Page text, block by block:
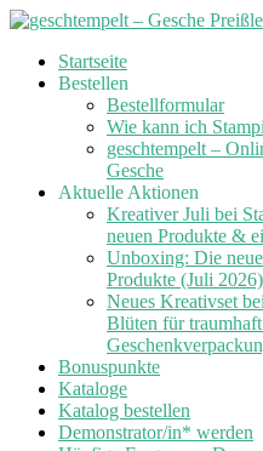
Skip
Startseite
Bestellen
Bestellformular
Wie kann ich
geschtempelt –
Gesche
Aktuelle Aktionen
Kreativer Juli bei
neuen Produkte &
Unboxing: Die
Produkte (Juli
Neues Kreativset
Blüten für
Bonuspunkte
Kataloge
Katalog bestellen
Demonstrator/in* werden